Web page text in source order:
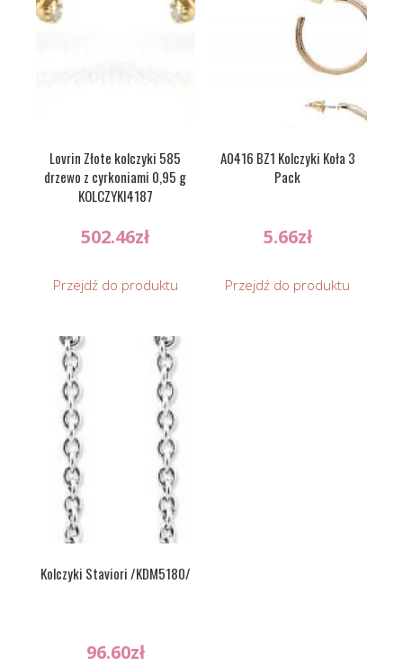
Lovrin Złote kolczyki 585
drzewo z cyrkoniami 0,95 g
KOLCZYKI4187
502.46zł
Przejdź do produktu
A0416 BZ1 Kolczyki Koła 3
Pack
5.66zł
Przejdź do produktu
Kolczyki Staviori /KDM5180/
96.60zł